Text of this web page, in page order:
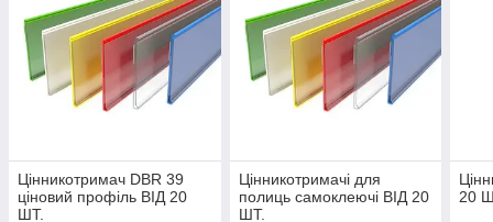
Цінникотримач DBR 39
ціновий профіль ВІД 20
ШТ.
Цінникотримачі для
полиць самоклеючі ВІД 20
ШТ.
20